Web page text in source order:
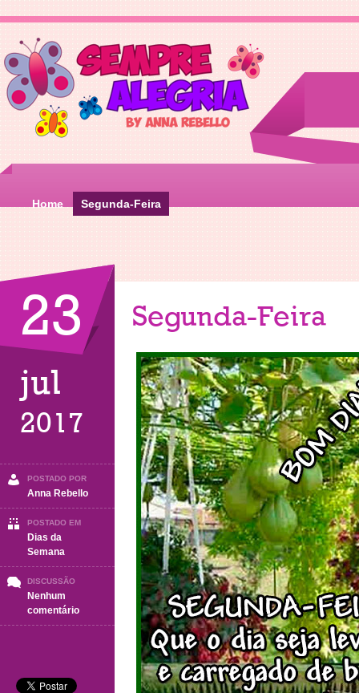
Home Segunda-Feira
23
jul
2017
POSTADO POR
Anna Rebello
POSTADO EM
Dias da
Semana
DISCUSSÃO
Nenhum
comentárioem
Segunda-
Segunda-Feira